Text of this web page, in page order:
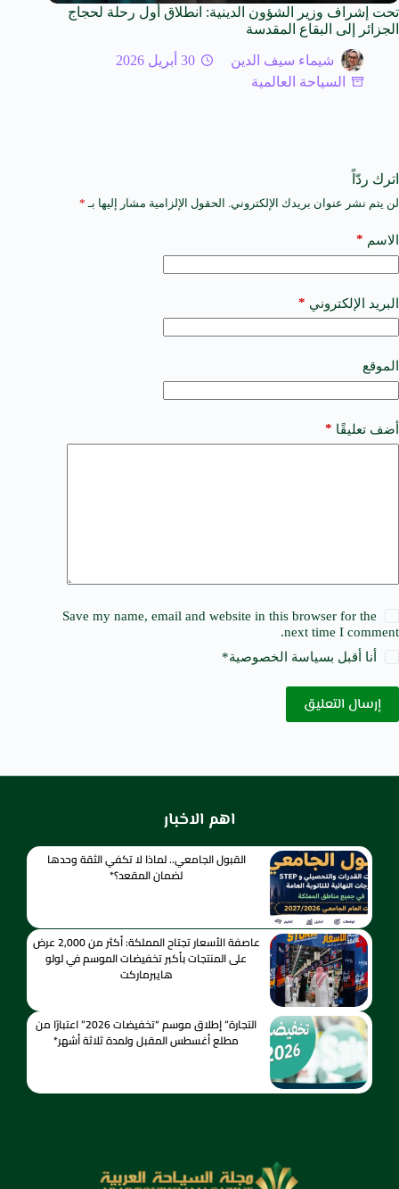
تحت إشراف وزير الشؤون الدينية: انطلاق أول رحلة لحجاج
الجزائر إلى البقاع المقدسة
شيماء سيف الدين
30 أبريل 2026
السياحة العالمية
اترك ردّاً
لن يتم نشر عنوان بريدك الإلكتروني. الحقول الإلزامية مشار إليها بـ *
الاسم *
البريد الإلكتروني *
الموقع
أضف تعليقًا *
Save my name, email and website in this browser for the
next time I comment.
أنا أقبل بسياسة الخصوصية*
إرسال التعليق
A
t
e
a
t
i
e
:
اهم الاخبار
القبول الجامعي.. لماذا لا تكفي الثقة وحدها
لضمان المقعد؟*
عاصفة الأسعار تجتاح المملكة: أكثر من 2,000 عرض
على المنتجات بأكبر تخفيضات الموسم في لولو
هايبرماركت
التجارة” إطلاق موسم “تخفيضات 2026” اعتبارًا من
مطلع أغسطس المقبل ولمدة ثلاثة أشهر*